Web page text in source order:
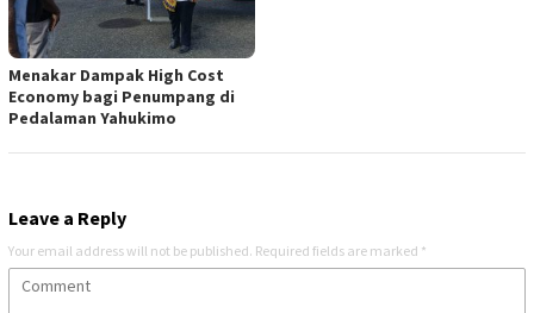
Menakar Dampak High Cost
Economy bagi Penumpang di
Pedalaman Yahukimo
Leave a Reply
Your email address will not be published. Required fields are marked *